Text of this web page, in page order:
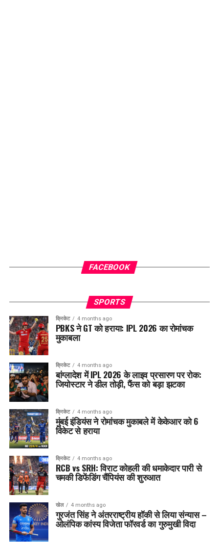
FACEBOOK
SPORTS
क्रिकेट 4 months ago
PBKS ने GT को हराया: IPL 2026 का रोमांचक
मुकाबला
क्रिकेट 4 months ago
बांग्लादेश में IPL 2026 के लाइव प्रसारण पर रोक:
जियोस्टार ने डील तोड़ी, फैंस को बड़ा झटका
क्रिकेट 4 months ago
मुंबई इंडियंस ने रोमांचक मुकाबले में केकेआर को 6
विकेट से हराया
क्रिकेट 4 months ago
RCB vs SRH: विराट कोहली की धमाकेदार पारी से
चमकी डिफेंडिंग चैंपियंस की शुरुआत
खेल 4 months ago
गुरजंत सिंह ने अंतरराष्ट्रीय हॉकी से लिया संन्यास –
ओलंपिक कांस्य विजेता फॉरवर्ड का गुरुमुखी विदा